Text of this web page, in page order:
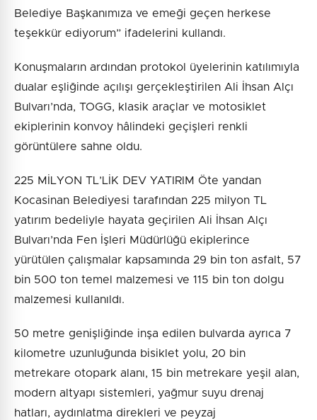
Belediye Başkanımıza ve emeği geçen herkese
teşekkür ediyorum” ifadelerini kullandı.
Konuşmaların ardından protokol üyelerinin katılımıyla
dualar eşliğinde açılışı gerçekleştirilen Ali İhsan Alçı
Bulvarı’nda, TOGG, klasik araçlar ve motosiklet
ekiplerinin konvoy hâlindeki geçişleri renkli
görüntülere sahne oldu.
225 MİLYON TL’LİK DEV YATIRIM Öte yandan
Kocasinan Belediyesi tarafından 225 milyon TL
yatırım bedeliyle hayata geçirilen Ali İhsan Alçı
Bulvarı’nda Fen İşleri Müdürlüğü ekiplerince
yürütülen çalışmalar kapsamında 29 bin ton asfalt, 57
bin 500 ton temel malzemesi ve 115 bin ton dolgu
malzemesi kullanıldı.
50 metre genişliğinde inşa edilen bulvarda ayrıca 7
kilometre uzunluğunda bisiklet yolu, 20 bin
metrekare otopark alanı, 15 bin metrekare yeşil alan,
modern altyapı sistemleri, yağmur suyu drenaj
hatları, aydınlatma direkleri ve peyzaj